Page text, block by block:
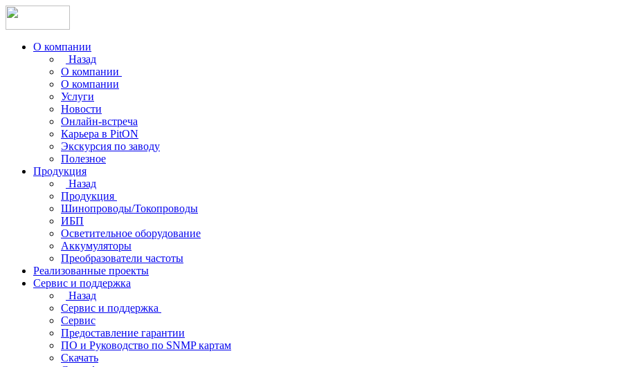
О компании
Назад
О компании
О компании
Услуги
Новости
Онлайн-встреча
Карьера в PitON
Экскурсия по заводу
Полезное
Продукция
Назад
Продукция
Шинопроводы/Токопроводы
ИБП
Осветительное оборудование
Аккумуляторы
Преобразователи частоты
Реализованные проекты
Сервис и поддержка
Назад
Сервис и поддержка
Сервис
Предоставление гарантии
ПО и Руководство по SNMP картам
Скачать